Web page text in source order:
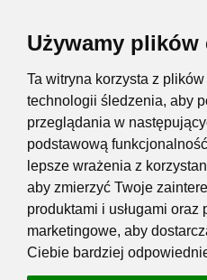
Używamy plików
Ta witryna korzysta z
technologii śledzenia, aby
przeglądania w
podstawową
lepsze wrażenia z
aby zmierzyć Twoje
produktami i usługami
marketingowe, aby
Ciebie bardziej